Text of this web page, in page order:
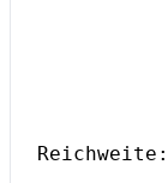
Reichweite: